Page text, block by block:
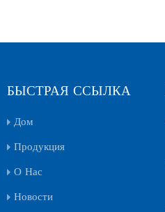
БЫСТРАЯ ССЫЛКА
Дом
Продукция
О Нас
Новости